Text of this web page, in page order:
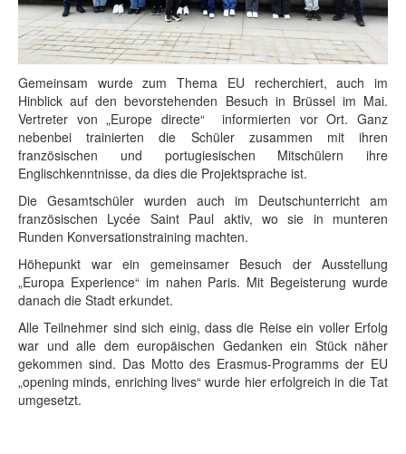
Gemeinsam wurde zum Thema EU recherchiert, auch im
Hinblick auf den bevorstehenden Besuch in Brüssel im Mai.
Vertreter von „Europe directe“ informierten vor Ort. Ganz
nebenbei trainierten die Schüler zusammen mit ihren
französischen und portugiesischen Mitschülern ihre
Englischkenntnisse, da dies die Projektsprache ist.
Die Gesamtschüler wurden auch im Deutschunterricht am
französischen Lycée Saint Paul aktiv, wo sie in munteren
Runden Konversationstraining machten.
Höhepunkt war ein gemeinsamer Besuch der Ausstellung
„Europa Experience“ im nahen Paris. Mit Begeisterung wurde
danach die Stadt erkundet.
Alle Teilnehmer sind sich einig, dass die Reise ein voller Erfolg
war und alle dem europäischen Gedanken ein Stück näher
gekommen sind. Das Motto des Erasmus-Programms der EU
„opening minds, enriching lives“ wurde hier erfolgreich in die Tat
umgesetzt.